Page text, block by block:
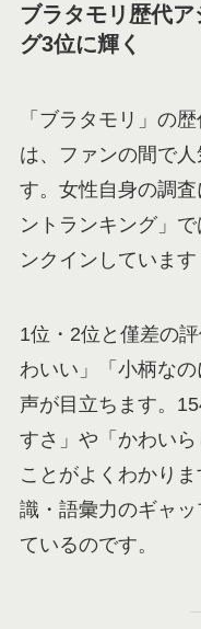
ブラタモリ歴代
グ3位に輝く
「ブラタモリ」の
は、ファンの間で
す。女性自身の調
ントランキング」
ンクインしています
1位・2位と僅差の
わいい」「小柄な
声が目立ちます。
すさ」や「かわい
ことがよくわかり
識・語彙力のギャ
ているのです。